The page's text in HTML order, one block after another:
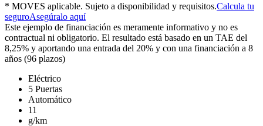
* MOVES aplicable. Sujeto a disponibilidad y requisitos.Calcula tu
seguroAsegúralo aquí
Este ejemplo de financiación es meramente informativo y no es
contractual ni obligatorio. El resultado está basado en un TAE del
8,25% y aportando una entrada del 20% y con una financiación a 8
años (96 plazos)
Eléctrico
5 Puertas
Automático
11
g/km